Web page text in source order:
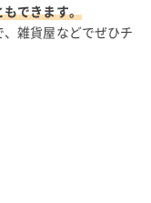
できます。
雑貨屋などでぜひチ